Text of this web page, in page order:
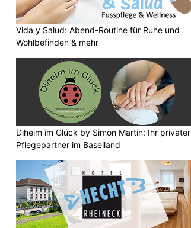
Vida y Salud: Abend-Routine für Ruhe und
Wohlbefinden & mehr
Diheim im Glück by Simon Martin: Ihr privater
Pflegepartner im Baselland